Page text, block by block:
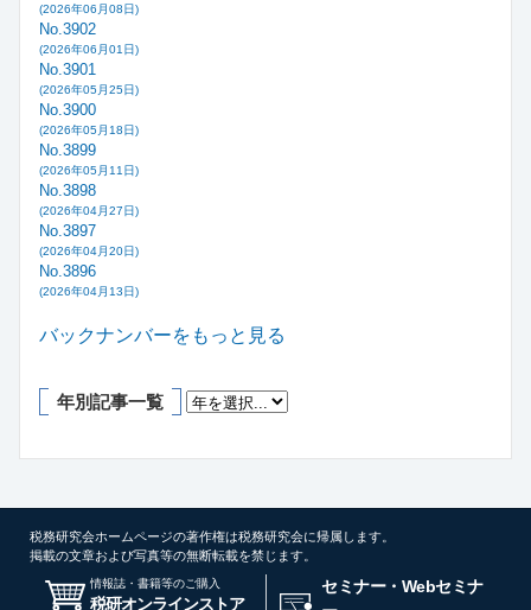
(2026年06月08日)
No.3902
(2026年06月01日)
No.3901
(2026年05月25日)
No.3900
(2026年05月18日)
No.3899
(2026年05月11日)
No.3898
(2026年04月27日)
No.3897
(2026年04月20日)
No.3896
(2026年04月13日)
バックナンバーをもっと見る
年別記事一覧
税務研究会ホームページの著作権は税務研究会に帰属します。
掲載の文章および写真等の無断転載を禁じます。
情報誌・書籍等のご購入
税研オンラインストア
セミナー・Webセミナ